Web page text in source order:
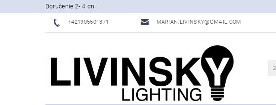
Doručenie 2- 4 dni
+421905501371 MARIAN.LIVINSKY@GMAIL.COM